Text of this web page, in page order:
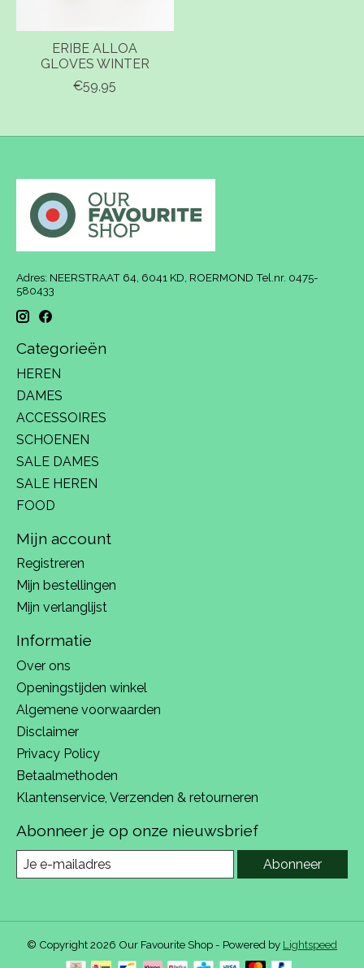
ERIBE ALLOA
GLOVES WINTER
€59,95
Adres: NEERSTRAAT 64, 6041 KD, ROERMOND Tel.nr. 0475-
580433
Categorieën
HEREN
DAMES
ACCESSOIRES
SCHOENEN
SALE DAMES
SALE HEREN
FOOD
Mijn account
Registreren
Mijn bestellingen
Mijn verlanglijst
Informatie
Over ons
Openingstijden winkel
Algemene voorwaarden
Disclaimer
Privacy Policy
Betaalmethoden
Klantenservice, Verzenden & retourneren
Abonneer je op onze nieuwsbrief
Abonneer
© Copyright 2026 Our Favourite Shop - Powered by Lightspeed